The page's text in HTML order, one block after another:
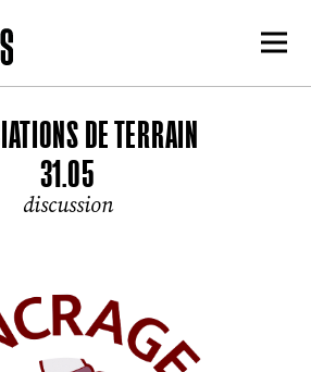
DE TERRAIN
31.05
discussion